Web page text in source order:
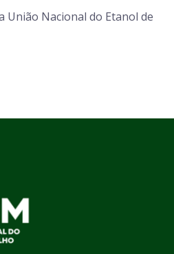
União Nacional do Etanol de